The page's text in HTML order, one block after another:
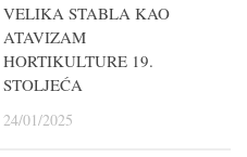
VELIKA STABLA KAO
ATAVIZAM
HORTIKULTURE 19.
STOLJEĆA
24/01/2025